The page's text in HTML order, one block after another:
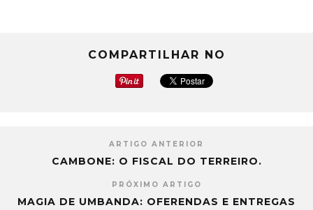
COMPARTILHAR NO
ARTIGO ANTERIOR
CAMBONE: O FISCAL DO TERREIRO.
PRÓXIMO ARTIGO
MAGIA DE UMBANDA: OFERENDAS E ENTREGAS